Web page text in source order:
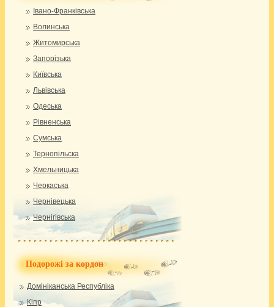
Івано-Франківська
Волинська
Житомирська
Запорізька
Київська
Львівська
Одеська
Рівненська
Сумська
Тернопільска
Хмельницька
Черкаська
Чернівецька
Чернігівська
Подорожі за кордон
Домініканська Республіка
Кіпр